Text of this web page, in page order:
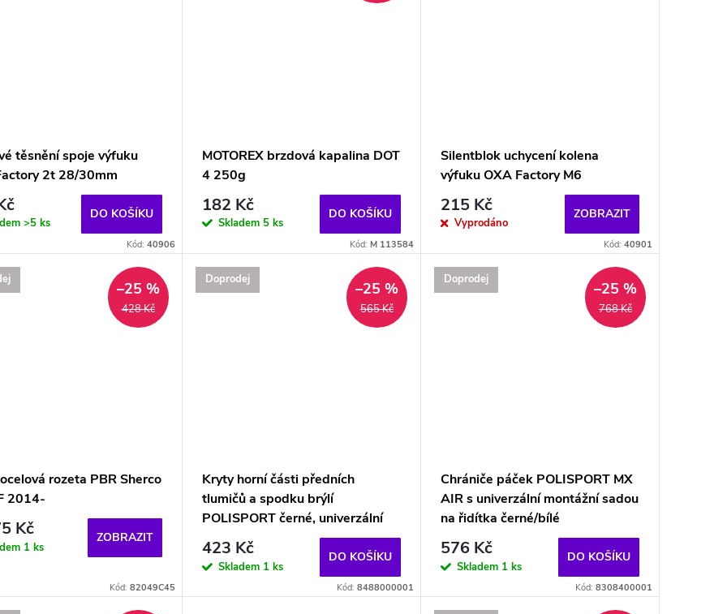
těsnění spoje výfuku
2t 28/30mm
>5 ks
DO KOŠÍKU
Kód: 40906
MOTOREX brzdová kapalina DOT
4 250g
182 Kč
Skladem 5 ks
DO KOŠÍKU
Kód: M 113584
Silentblok uchycení kolena
výfuku OXA Factory M6
215 Kč
Vyprodáno
ZOBRAZIT
Kód: 40901
428 Kč
–25 %
rozeta PBR Sherco
2014-
Kč
1 ks
ZOBRAZIT
Kód: 82049C45
Doprodej
565 Kč
–25 %
Kryty horní části předních
tlumičů a spodku brýlí
POLISPORT černé, univerzální
423 Kč
Skladem 1 ks
DO KOŠÍKU
Kód: 8488000001
Doprodej
768 Kč
–25 %
Chrániče páček POLISPORT MX
AIR s univerzální montážní sadou
na řidítka černé/bílé
576 Kč
Skladem 1 ks
DO KOŠÍKU
Kód: 8308400001